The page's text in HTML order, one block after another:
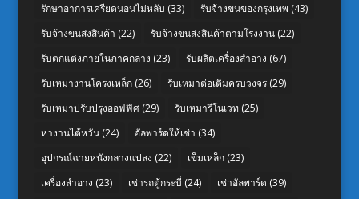
รักษาอาการเครียดนอนไม่หลับ (33) รับจ้างขนของกรุงเทพ (43)
รับจ้างขนส่งสินค้า (22) รับจ้างขนส่งสินค้าตามโรงงาน(22)
รับตกแต่งภายในภาคกลาง (23) รับผลิตเครื่องสำอาง (67)
รับเหมางานโครงเหล็ก(26) รับเหมาต่อเติมครบวงจร(29)
รับเหมาปรับปรุงออฟฟิศ(29) รับเหมารีโนเวท (25)
หางานไต้หวัน(24) อัลพาร์ดให้เช่า (34)
อุปกรณ์ฉายหนังกลางแปลง (22) เข็มเหล็ก(23)
เครื่องสำอาง (23) เช่ารถตู้กระบี่ (24) เช่าอัลพาร์ด (39)